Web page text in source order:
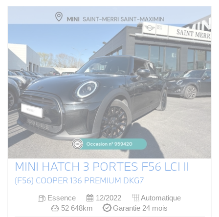
MINI HATCH 3 PORTES F56 LCI II
(F56) COOPER 136 PREMIUM DKG7
Essence 12/2022
Automatique
52 648km
Garantie 24 mois